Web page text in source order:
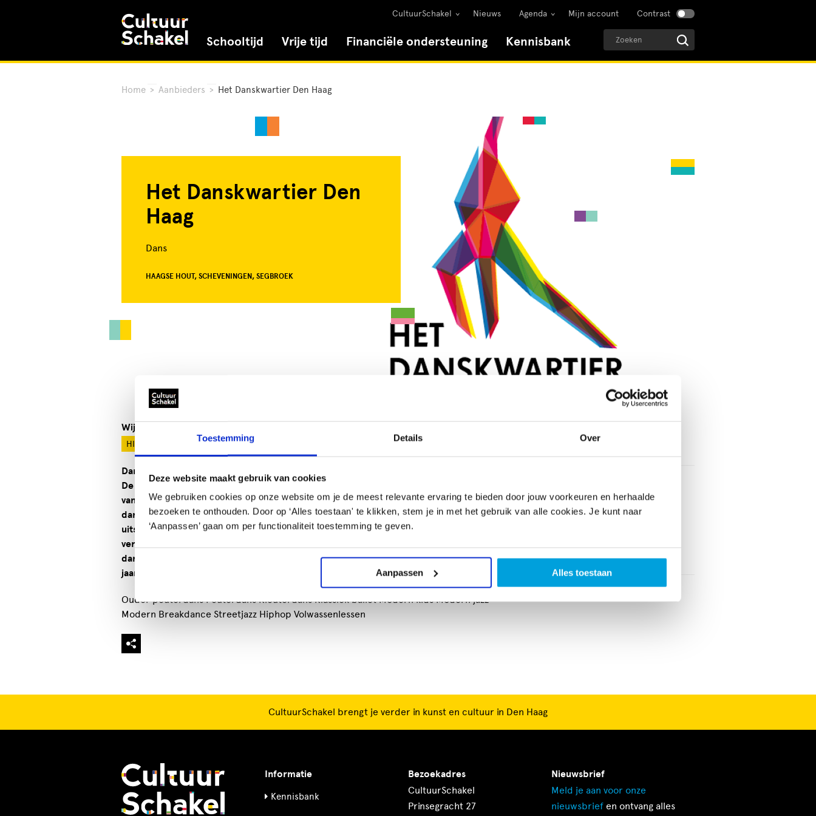
Toestemming Details Over
Deze website maakt gebruik van cookies
We gebruiken cookies op onze website om je de meest relevante ervaring te bieden door jouw voorkeuren en herhaalde
bezoeken te onthouden. Door op ‘Alles toestaan' te klikken, stem je in met het gebruik van alle cookies. Je kunt naar
‘Aanpassen’ gaan om per functionaliteit toestemming te geven.
Aanpassen Alles toestaan
CultuurSchakel Nieuws Agenda Mijn account Contrast
Schooltijd Vrije tijd Financiële ondersteuning Kennisbank
Home > Aanbieders > Het Danskwartier Den Haag
Het Danskwartier Den
Haag
Dans
HAAGSE HOUT, SCHEVENINGEN, SEGBROEK
Wij bieden:
HIPHOP
Dansschool Het Danskwartier Den Haag staat o.l.v. Janine van den Heuvel Damen.
De dansschool bevindt zich in het Statenkwartier in Den Haag en biedt danslessen
vanaf 2,5 jaar. Een goede sfeer, veel dansplezier en het werken aan een goede
danstechniek vinden wij belangrijk in onze lessen. In de dansschool werken
uitsluitend afgestudeerde professionele dansdocenten. Zo wordt er op een
verantwoorde manier lesgegeven en kunnen wij kwaliteit bieden. Naast de
danslessen organiseren we leuke activiteiten door het jaar heen en eens in de twee
jaar een grote voorstelling in een professioneel theater.
Ouder peuterdans Peuterdans Kleuterdans Klassiek ballet Modern kids Modern jazz
Modern Breakdance Streetjazz Hiphop Volwassenlessen
Toon contactinformatie
Het Danskwartier Den Haag
Van Hoornbeekstraat 65a 65a
Ooievaarskorting
CultuurSchakel brengt je verder in kunst en cultuur in Den Haag
Informatie
Kennisbank
Bezoekadres
CultuurSchakel
Prinsegracht 27
Nieuwsbrief
Meld je aan voor onze
nieuwsbrief en ontvang alles